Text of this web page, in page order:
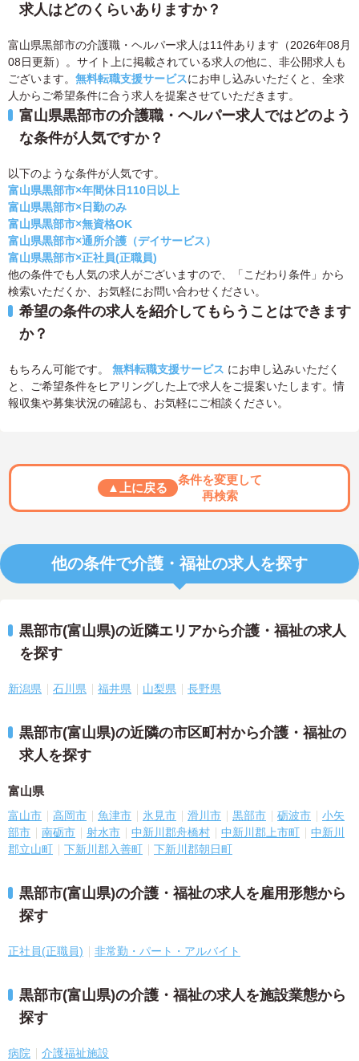
求人はどのくらいありますか？
富山県黒部市の介護職・ヘルパー求人は11件あります（2026年08月
08日更新）。サイト上に掲載されている求人の他に、非公開求人も
ございます。 無料転職支援サービスにお申し込みいただくと、全求
人からご希望条件に合う求人を提案させていただきます。
富山県黒部市の介護職・ヘルパー求人ではどのよう
な条件が人気ですか？
以下のような条件が人気です。
富山県黒部市×年間休日110日以上
富山県黒部市×日勤のみ
富山県黒部市×無資格OK
富山県黒部市×通所介護（デイサービス）
富山県黒部市×正社員(正職員)
他の条件でも人気の求人がございますので、「こだわり条件」から
検索いただくか、お気軽にお問い合わせください。
希望の条件の求人を紹介してもらうことはできます
か？
もちろん可能です。 無料転職支援サービス にお申し込みいただく
と、ご希望条件をヒアリングした上で求人をご提案いたします。情
報収集や募集状況の確認も、お気軽にご相談ください。
▲上に戻る
条件を変更して
再検索
他の条件で介護・福祉の求人を探す
黒部市(富山県)の近隣エリアから介護・福祉の求人
を探す
新潟県 石川県 福井県 山梨県 長野県
黒部市(富山県)の近隣の市区町村から介護・福祉の
求人を探す
富山県
富山市 高岡市 魚津市 氷見市 滑川市 黒部市 砺波市
小矢
部市
南砺市 射水市 中新川郡舟橋村 中新川郡上市町
中新川
郡立山町
下新川郡入善町 下新川郡朝日町
黒部市(富山県)の介護・福祉の求人を雇用形態から
探す
正社員(正職員) 非常勤・パート・アルバイト
黒部市(富山県)の介護・福祉の求人を施設業態から
探す
病院 介護福祉施設